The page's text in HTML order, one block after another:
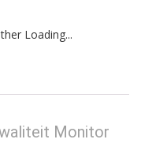
Loading...
Monitor